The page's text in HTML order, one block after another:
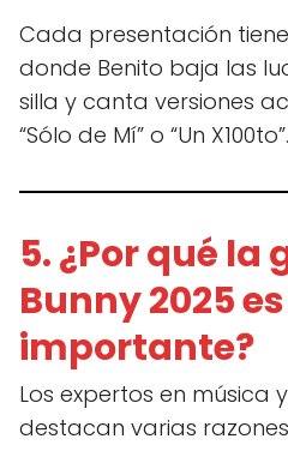
Cada presentación
donde Benito baja las
silla y canta versiones
“Sólo de Mí” o “Un X100to”.
5. ¿Por qué la
Bunny 2025
importante?
Los expertos en música
destacan varias